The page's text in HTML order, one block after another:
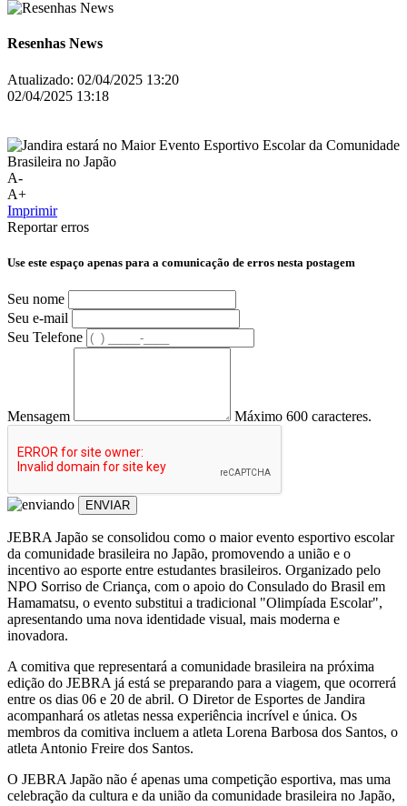
Resenhas News
Atualizado: 02/04/2025 13:20
02/04/2025 13:18
A-
A+
Imprimir
Reportar erros
Use este espaço apenas para a comunicação de erros nesta postagem
Seu nome
Seu e-mail
Seu Telefone
Mensagem Máximo 600 caracteres.
ENVIAR
JEBRA Japão se consolidou como o maior evento esportivo escolar
da comunidade brasileira no Japão, promovendo a união e o
incentivo ao esporte entre estudantes brasileiros. Organizado pelo
NPO Sorriso de Criança, com o apoio do Consulado do Brasil em
Hamamatsu, o evento substitui a tradicional "Olimpíada Escolar",
apresentando uma nova identidade visual, mais moderna e
inovadora.
A comitiva que representará a comunidade brasileira na próxima
edição do JEBRA já está se preparando para a viagem, que ocorrerá
entre os dias 06 e 20 de abril. O Diretor de Esportes de Jandira
acompanhará os atletas nessa experiência incrível e única. Os
membros da comitiva incluem a atleta Lorena Barbosa dos Santos, o
atleta Antonio Freire dos Santos.
O JEBRA Japão não é apenas uma competição esportiva, mas uma
celebração da cultura e da união da comunidade brasileira no Japão,